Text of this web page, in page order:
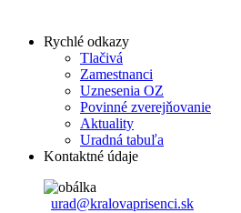
Rychlé odkazy
Tlačivá
Zamestnanci
Uznesenia OZ
Povinné zverejňovanie
Aktuality
Uradná tabuľa
Kontaktné údaje
urad@kralovaprisenci.sk